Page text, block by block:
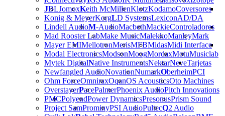
JBLJomoxKeith McMillenKlotzKodamo
Konig & MeyerKorgLD SystemsLexicon
Lindell AudioM-AudioMacbethMackie
Mad Rooster LabMake MusicMalekkoManleyMark
Mayer EMIMellotronMerisMFBMidas
Modal ElectronicsModsonMoogMordaxMotuMusiclab
Mytek DigitalNative InstrumentsNektarNeve
Newfangled AudioNovationNumarkOberheim
Ohm ForceOmniraxOqanOS AcousticsOto Machines
OverstayerPacePalmerPhoenix AudioPitch Innovations
PMCPolyendPower DynamicsPresonusPrism Sound
Project SamProminyPSI AudioPultecQ2 Audio
Coversores
AD/DA
Controladores
Midi Interface
Tarjetas
PCI